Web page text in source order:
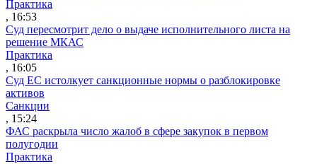
Практика
, 16:53
Суд пересмотрит дело о выдаче исполнительного листа на
решение МКАС
Практика
, 16:05
Суд ЕС истолкует санкционные нормы о разблокировке
активов
Санкции
, 15:24
ФАС раскрыла число жалоб в сфере закупок в первом
полугодии
Практика